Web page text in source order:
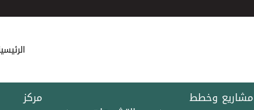
مشاريع وخطط
مركز